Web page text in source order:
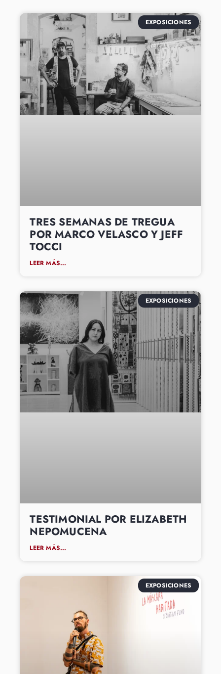
EXPOSICIONES
TRES SEMANAS DE TREGUA
POR MARCO VELASCO Y JEFF
TOCCI
LEER MÁS...
EXPOSICIONES
TESTIMONIAL POR ELIZABETH
NEPOMUCENA
LEER MÁS...
EXPOSICIONES